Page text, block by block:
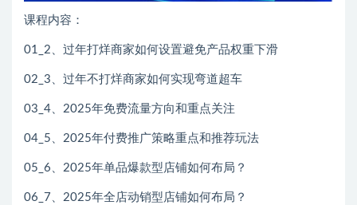
课程内容：
01_2、过年打烊商家如何设置避免产品权重下滑
02_3、过年不打烊商家如何实现弯道超车
03_4、2025年免费流量方向和重点关注
04_5、2025年付费推广策略重点和推荐玩法
05_6、2025年单品爆款型店铺如何布局？
06_7、2025年全店动销型店铺如何布局？